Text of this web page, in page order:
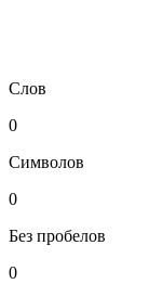
Слов
0
Символов
0
Без пробелов
0